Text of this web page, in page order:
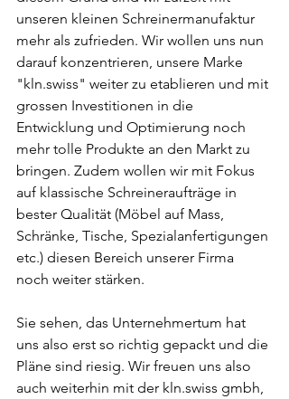
unseren kleinen Schreinermanufaktur
mehr als zufrieden. Wir wollen uns nun
darauf konzentrieren, unsere Marke
"kln.swiss" weiter zu etablieren und mit
grossen Investitionen in die
Entwicklung und Optimierung noch
mehr tolle Produkte an den Markt zu
bringen. Zudem wollen wir mit Fokus
auf klassische Schreineraufträge in
bester Qualität (Möbel auf Mass,
Schränke, Tische, Spezialanfertigungen
etc.) diesen Bereich unserer Firma
noch weiter stärken.
Sie sehen, das Unternehmertum hat
uns also erst so richtig gepackt und die
Pläne sind riesig. Wir freuen uns also
auch weiterhin mit der kln.swiss gmbh,